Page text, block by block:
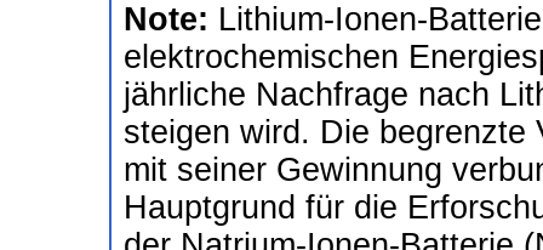
Note: Lithium-Ionen-
elektrochemischen
jährliche Nachfrage nach
steigen wird. Die begrenzte
mit seiner Gewinnung
Hauptgrund für die